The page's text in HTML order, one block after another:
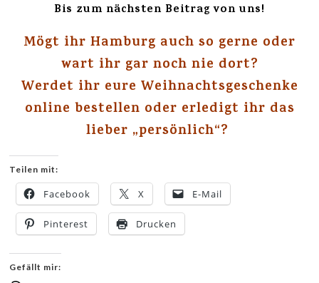
Bis zum nächsten Beitrag von uns!
Mögt ihr Hamburg auch so gerne oder
wart ihr gar noch nie dort?
Werdet ihr eure Weihnachtsgeschenke
online bestellen oder erledigt ihr das
lieber „persönlich“?
Teilen mit:
Facebook X E-Mail
Pinterest Drucken
Gefällt mir: